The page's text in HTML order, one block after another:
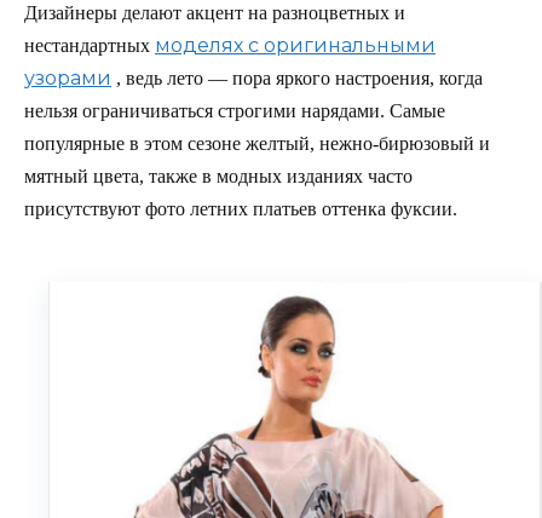
Дизайнеры делают акцент на разноцветных и
нестандартных моделях с оригинальными
узорами , ведь лето — пора яркого настроения, когда
нельзя ограничиваться строгими нарядами. Самые
популярные в этом сезоне желтый, нежно-бирюзовый и
мятный цвета, также в модных изданиях часто
присутствуют фото летних платьев оттенка фуксии.